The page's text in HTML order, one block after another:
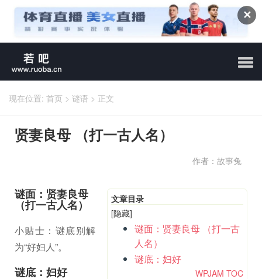
✕
现在位置: 首页 > 谜语 > 正文
贤妻良母 （打一古人名）
作者：故事兔
文章目录
[隐藏]
谜面：贤妻良母 （打一古
人名）
谜底：妇好
WPJAM TOC
谜面：贤妻良母
（打一古人名）
小贴士：谜底别解
为“好妇人”。
谜底：妇好